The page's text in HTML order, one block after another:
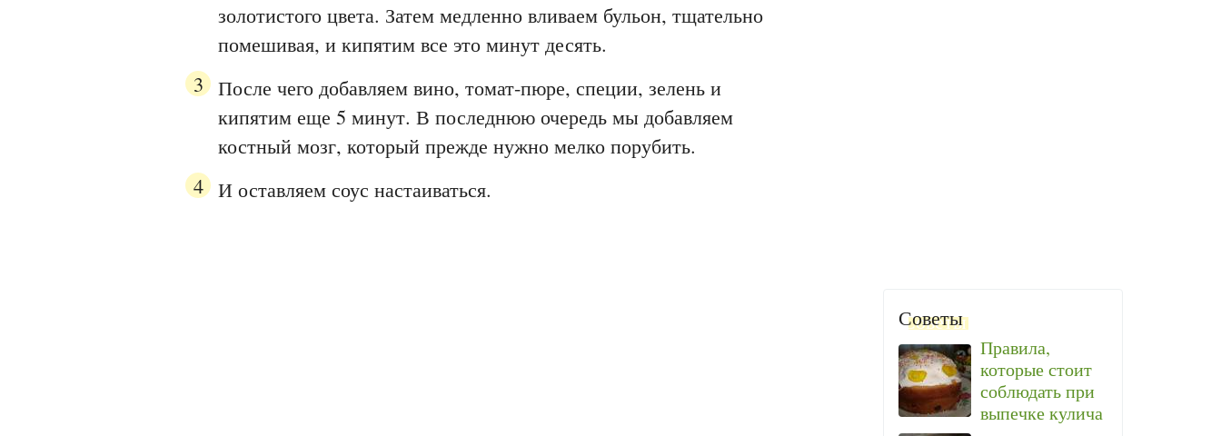
золотистого цвета. Затем медленно вливаем бульон, тщательно
помешивая, и кипятим все это минут десять.
После чего добавляем вино, томат-пюре, специи, зелень и
кипятим еще 5 минут. В последнюю очередь мы добавляем
костный мозг, который прежде нужно мелко порубить.
И оставляем соус настаиваться.
Советы
Правила,
которые стоит
соблюдать при
выпечке кулича